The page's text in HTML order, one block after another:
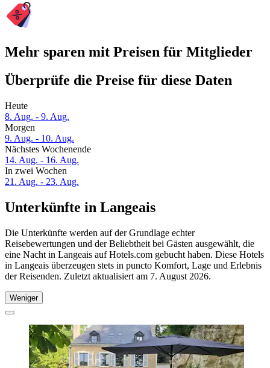
Mehr sparen mit Preisen für Mitglieder
Überprüfe die Preise für diese Daten
Heute
8. Aug. - 9. Aug.
Morgen
9. Aug. - 10. Aug.
Nächstes Wochenende
14. Aug. - 16. Aug.
In zwei Wochen
21. Aug. - 23. Aug.
Unterkünfte in Langeais
Die Unterkünfte werden auf der Grundlage echter
Reisebewertungen und der Beliebtheit bei Gästen ausgewählt, die
eine Nacht in Langeais auf Hotels.com gebucht haben. Diese Hotels
in Langeais überzeugen stets in puncto Komfort, Lage und Erlebnis
der Reisenden. Zuletzt aktualisiert am 7. August 2026.
Weniger